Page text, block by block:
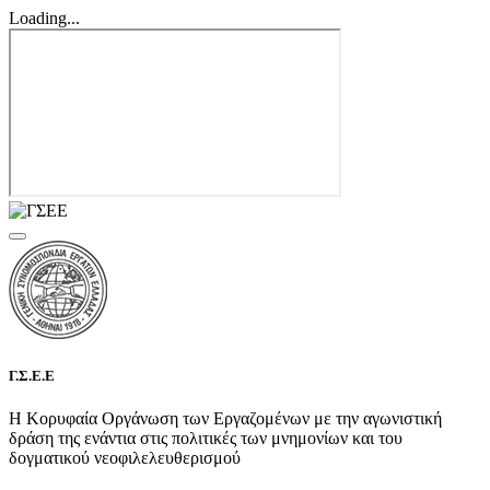
Loading...
Γ.Σ.Ε.Ε
Η Κορυφαία Οργάνωση των Εργαζομένων με την αγωνιστική
δράση της ενάντια στις πολιτικές των μνημονίων και του
δογματικού νεοφιλελευθερισμού